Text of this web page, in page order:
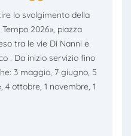
lo svolgimento della
2026», piazza
tra le vie Di Nanni e
. Da inizio servizio fino
3 maggio, 7 giugno, 5
ottobre, 1 novembre, 1